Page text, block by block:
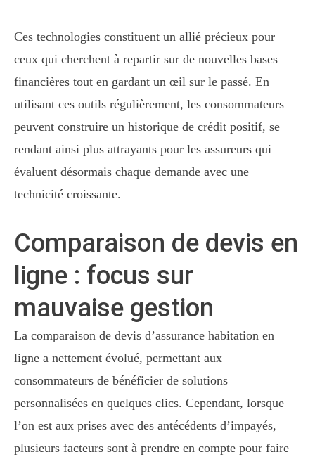
Ces technologies constituent un allié précieux pour
ceux qui cherchent à repartir sur de nouvelles bases
financières tout en gardant un œil sur le passé. En
utilisant ces outils régulièrement, les consommateurs
peuvent construire un historique de crédit positif, se
rendant ainsi plus attrayants pour les assureurs qui
évaluent désormais chaque demande avec une
technicité croissante.
Comparaison de devis en
ligne : focus sur
mauvaise gestion
La comparaison de devis d’assurance habitation en
ligne a nettement évolué, permettant aux
consommateurs de bénéficier de solutions
personnalisées en quelques clics. Cependant, lorsque
l’on est aux prises avec des antécédents d’impayés,
plusieurs facteurs sont à prendre en compte pour faire